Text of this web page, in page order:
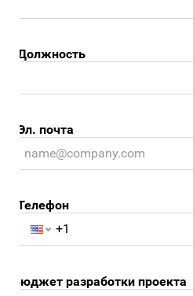
почта
разработки проекта